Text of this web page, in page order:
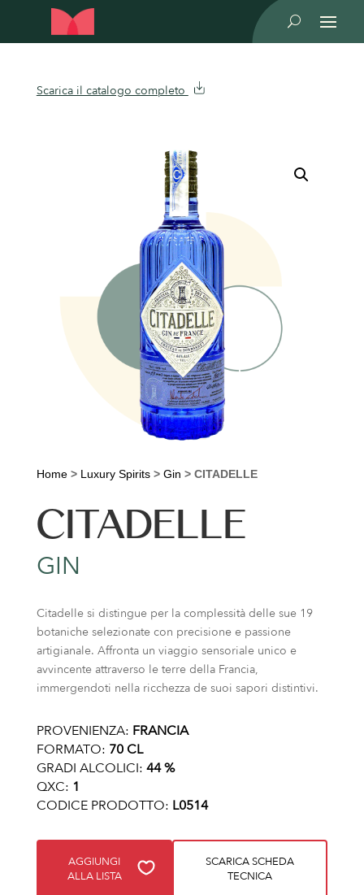
U
Scarica il catalogo completo
Home> Luxury Spirits> Gin > CITADELLE
CITADELLE
GIN
Citadelle si distingue per la complessità delle sue 19
botaniche selezionate con precisione e passione
artigianale. Affronta un viaggio sensoriale unico e
avvincente attraverso le terre della Francia,
immergendoti nella ricchezza de suoi sapori distintivi.
PROVENIENZA: FRANCIA
FORMATO: 70 CL
GRADI ALCOLICI: 44 %
QXC: 1
CODICE PRODOTTO: L0514
AGGIUNGI
ALLA LISTA
SCARICA SCHEDA
TECNICA